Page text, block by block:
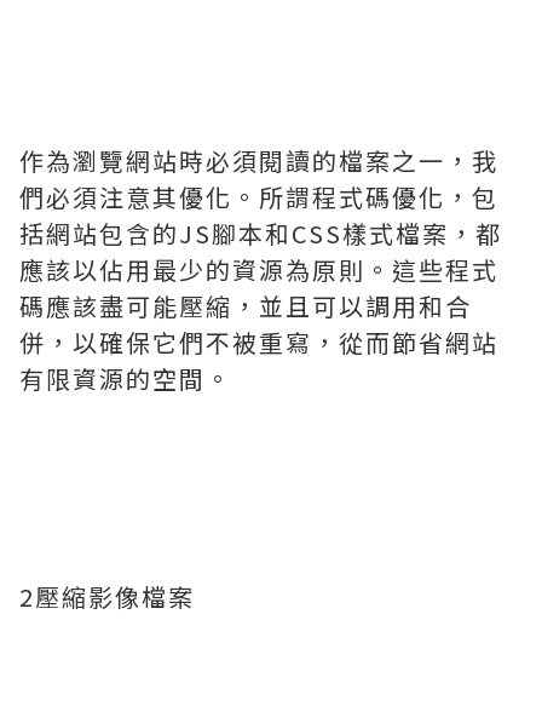
作為瀏覽網站時必須閱讀的檔案之一，我
們必須注意其優化。所謂程式碼優化，包
括網站包含的JS腳本和CSS樣式檔案，都
應該以佔用最少的資源為原則。這些程式
碼應該盡可能壓縮，並且可以調用和合
併，以確保它們不被重寫，從而節省網站
有限資源的空間。
2壓縮影像檔案